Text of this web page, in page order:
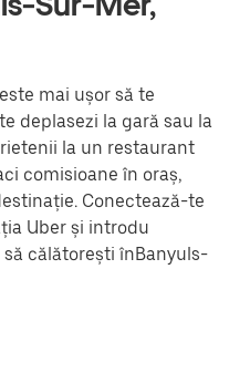
mai ușor să te
deplasezi la gară sau la
la un restaurant
comisioane în oraș,
Conectează-te
Uber și introdu
călătorești înBanyuls-